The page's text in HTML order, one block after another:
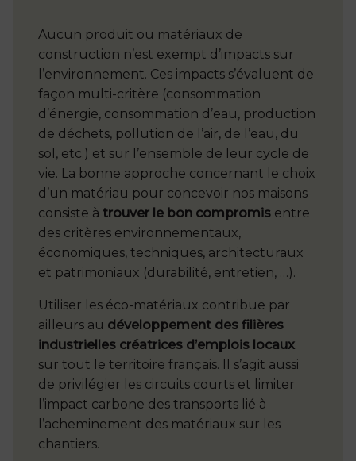
Aucun produit ou matériaux de
construction n’est exempt d’impacts sur
l’environnement. Ces impacts s’évaluent de
façon multi-critère (consommation
d’énergie, consommation d’eau, production
de déchets, pollution de l’air, de l’eau, du
sol, etc.) et sur l’ensemble de leur cycle de
vie. La bonne approche concernant le choix
d’un matériau pour concevoir nos maisons
consiste à trouver le bon compromis entre
des critères environnementaux,
économiques, techniques, architecturaux
et patrimoniaux (durabilité, entretien, …).
Utiliser les éco-matériaux contribue par
ailleurs au développement des filières
industrielles créatrices d’emplois locaux
sur tout le territoire français. Il s’agit aussi
de privilégier les circuits courts et limiter
l’impact carbone des transports lié à
l’acheminement des matériaux sur les
chantiers.